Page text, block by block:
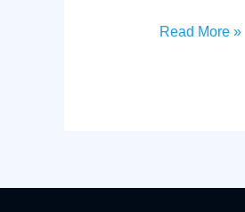
Read More »